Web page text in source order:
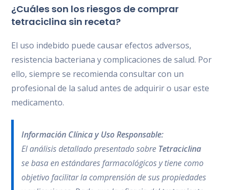
¿Cuáles son los riesgos de comprar
tetraciclina sin receta?
El uso indebido puede causar efectos adversos,
resistencia bacteriana y complicaciones de salud. Por
ello, siempre se recomienda consultar con un
profesional de la salud antes de adquirir o usar este
medicamento.
Información Clínica y Uso Responsable:
El análisis detallado presentado sobre Tetraciclina
se basa en estándares farmacológicos y tiene como
objetivo facilitar la comprensión de sus propiedades